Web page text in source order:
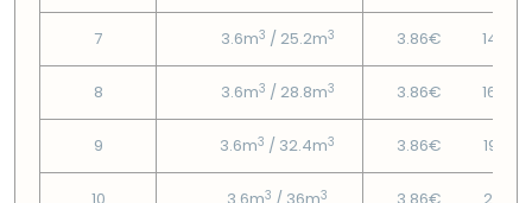
7 3.6m3 / 25.2m3 3.86€
8 3.6m3 / 28.8m3 3.86€
9 3.6m3 / 32.4m3 3.86€ 19.06€
3 3